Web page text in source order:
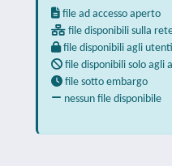
file ad accesso aperto
file disponibili sulla
file disponibili agli
file disponibili solo agli
file sotto embargo
nessun file disponibile